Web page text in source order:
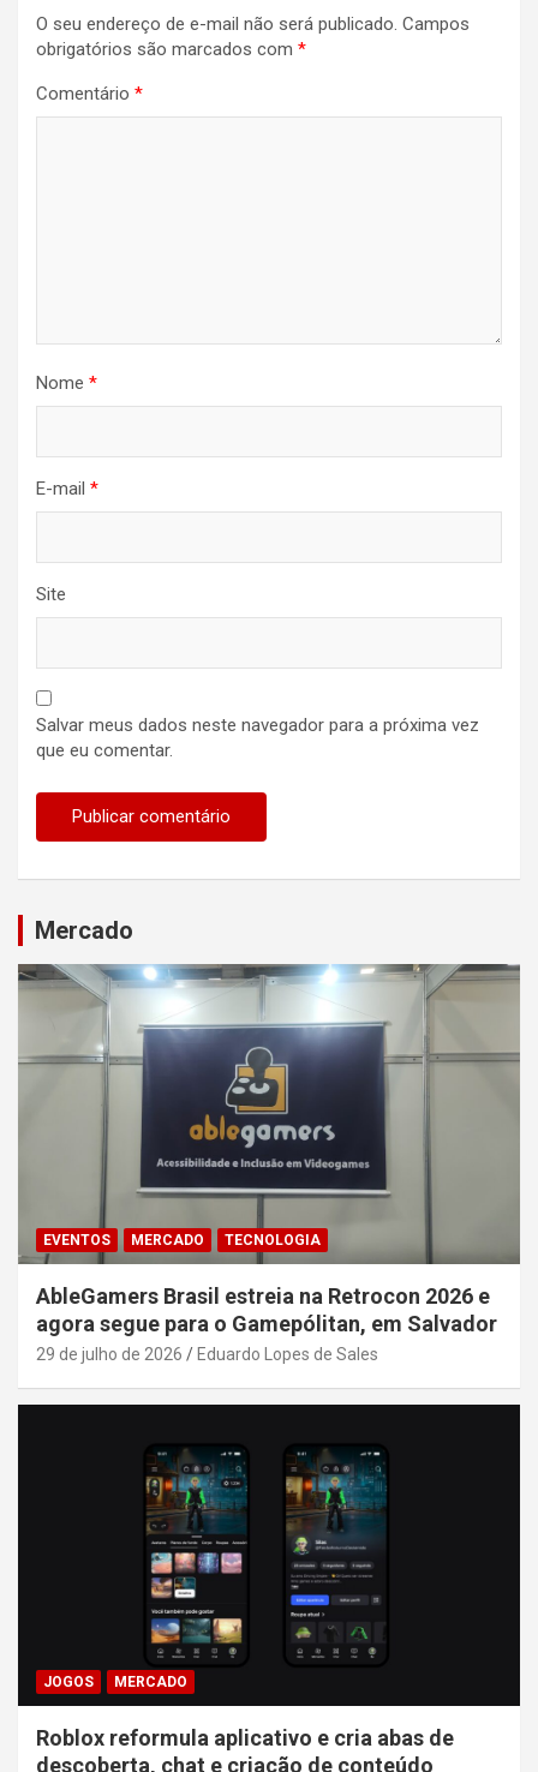
O seu endereço de e-mail não será publicado. Campos
obrigatórios são marcados com *
Comentário *
Nome *
E-mail *
Site
Salvar meus dados neste navegador para a próxima vez
que eu comentar.
Mercado
EVENTOS MERCADO TECNOLOGIA
AbleGamers Brasil estreia na Retrocon 2026 e
agora segue para o Gamepólitan, em Salvador
29 de julho de 2026 Eduardo Lopes de Sales
JOGOS MERCADO
Roblox reformula aplicativo e cria abas de
descoberta, chat e criação de conteúdo